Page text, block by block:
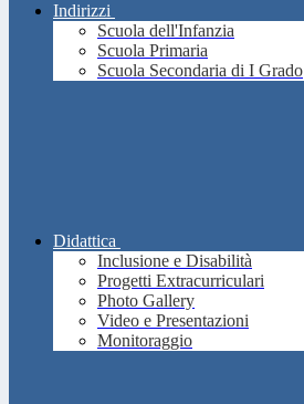
Indirizzi
Scuola dell'Infanzia
Scuola Primaria
Scuola Secondaria di I Grado
Didattica
Inclusione e Disabilità
Progetti Extracurriculari
Photo Gallery
Video e Presentazioni
Monitoraggio